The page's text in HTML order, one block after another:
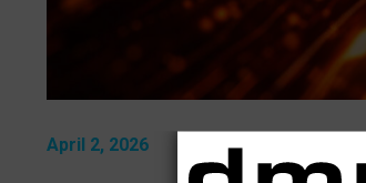
April 2, 2026